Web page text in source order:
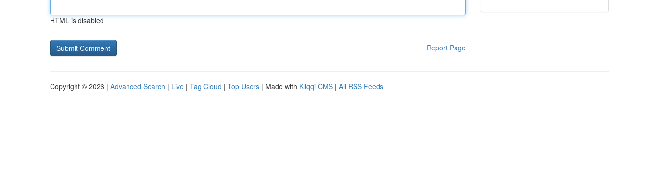
HTML is disabled
Report Page
Copyright © 2026 | Advanced Search | Live | Tag Cloud | Top Users | Made with Kliqqi CMS | All RSS Feeds